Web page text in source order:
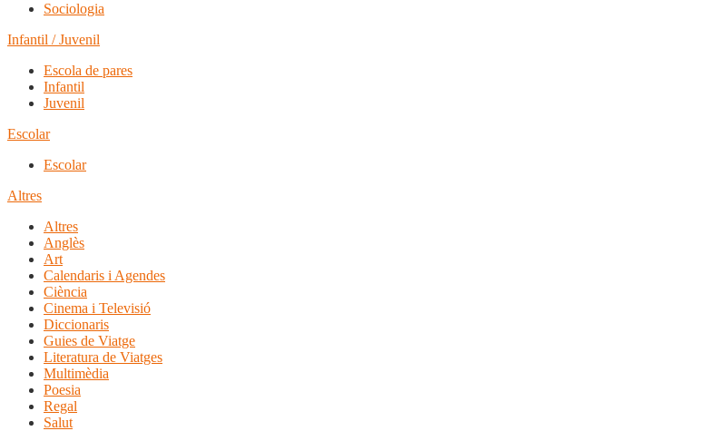
Sociologia
Infantil / Juvenil
Escola de pares
Infantil
Juvenil
Escolar
Escolar
Altres
Altres
Anglès
Art
Calendaris i Agendes
Ciència
Cinema i Televisió
Diccionaris
Guies de Viatge
Literatura de Viatges
Multimèdia
Poesia
Regal
Salut